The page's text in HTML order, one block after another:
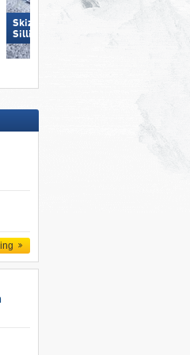
Skizentrum Hochpustertal
Sillian